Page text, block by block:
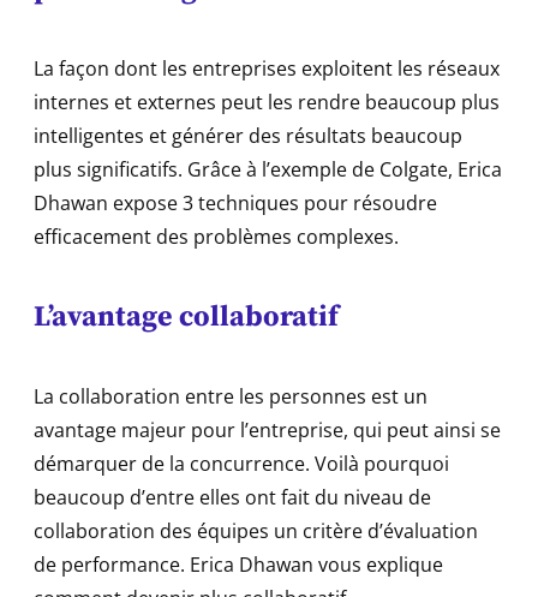
La façon dont les entreprises exploitent les réseaux
internes et externes peut les rendre beaucoup plus
intelligentes et générer des résultats beaucoup
plus significatifs. Grâce à l’exemple de Colgate, Erica
Dhawan expose 3 techniques pour résoudre
efficacement des problèmes complexes.
L’avantage collaboratif
La collaboration entre les personnes est un
avantage majeur pour l’entreprise, qui peut ainsi se
démarquer de la concurrence. Voilà pourquoi
beaucoup d’entre elles ont fait du niveau de
collaboration des équipes un critère d’évaluation
de performance. Erica Dhawan vous explique